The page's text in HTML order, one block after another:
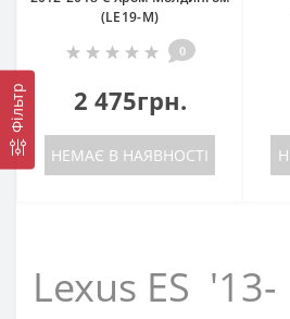
Фільтр
(LE19-M)
0
2 475грн.
НЕМАЄ В НАЯВНОСТІ
Lexus ES '13-